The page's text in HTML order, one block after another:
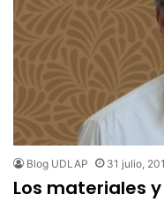
Blog UDLAP 31 julio,
Los materiales